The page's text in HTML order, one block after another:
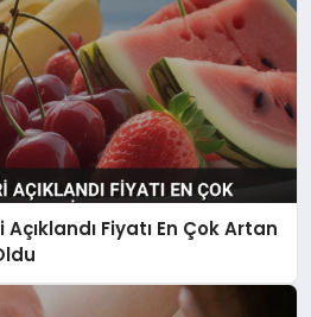
Fiyatı En Çok Artan